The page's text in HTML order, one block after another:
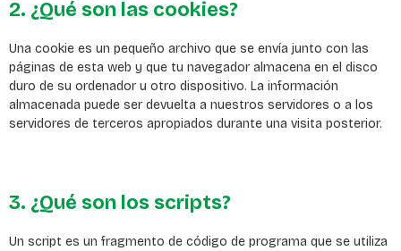
2. ¿Qué son las cookies?
Una cookie es un pequeño archivo que se envía junto con las
páginas de esta web y que tu navegador almacena en el disco
duro de su ordenador u otro dispositivo. La información
almacenada puede ser devuelta a nuestros servidores o a los
servidores de terceros apropiados durante una visita posterior.
3. ¿Qué son los scripts?
Un script es un fragmento de código de programa que se utiliza